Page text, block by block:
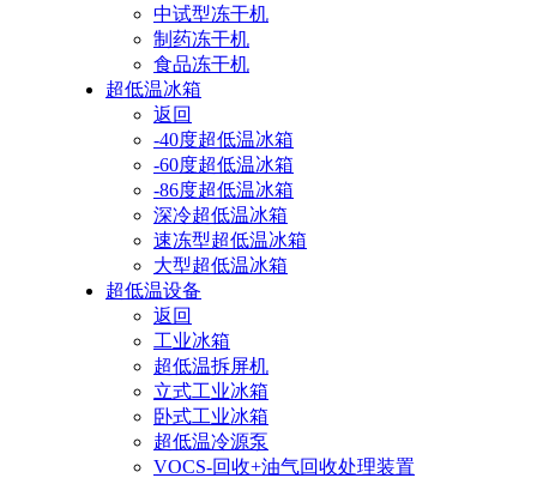
中试型冻干机
制药冻干机
食品冻干机
超低温冰箱
返回
-40度超低温冰箱
-60度超低温冰箱
-86度超低温冰箱
深冷超低温冰箱
速冻型超低温冰箱
大型超低温冰箱
超低温设备
返回
工业冰箱
超低温拆屏机
立式工业冰箱
卧式工业冰箱
超低温冷源泵
VOCS-回收+油气回收处理装置